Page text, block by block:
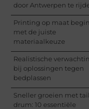
door Antwerpen te
Printing op maat
met de juiste
materiaalkeuze
Realistische
bij oplossingen tegen
bedplassen
Sneller groeien met
drum: 10 essentiële